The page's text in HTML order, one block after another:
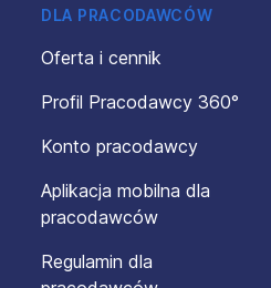
DLA PRACODAWCÓW
Oferta i cennik
Profil Pracodawcy 360°
Konto pracodawcy
Aplikacja mobilna dla
pracodawców
Regulamin dla